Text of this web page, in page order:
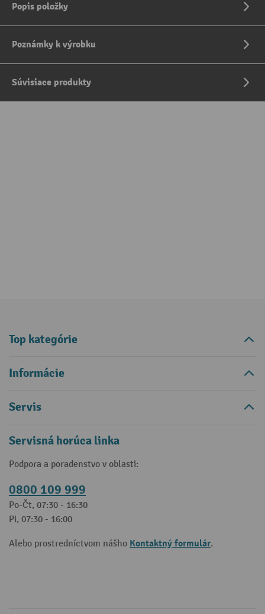
Popis položky
Poznámky k výrobku
Súvisiace produkty
Top kategórie
Informácie
Servis
Servisná horúca linka
Podpora a poradenstvo v oblasti:
0800 109 999
Po-Čt, 07:30 - 16:30
Pi, 07:30 - 16:00
Alebo prostredníctvom nášho Kontaktný formulár.